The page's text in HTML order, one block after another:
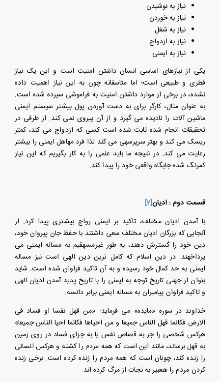
نیاز به نوشیدن
نیاز به خوردن
نیاز به شغل
نیاز به ازدواج
نیاز به ایمنی
یکی از نیازهای اساسی انسان داشتن امنیت است و این یک نیاز
فطری و طبیعی است؛ اما متاسفانه چون به این نیاز اهمیت داده
نشده، در برخی از موارد داشتن امنیت به فراموشی سپرده شده است.
به عنوان مثال، کارگر برای به دست آوردن پول بیشتر سیستم ایمنی
ماشین آلات را نادیده می گیرد و از آن پیروی نمی کند. از طرفی در
تحقیقات انجام شده ثابت شده است کسی که ازدواج می کند، کمتر
ریسک می کند و بهتر سرپرسهی می کند لذا فرد مهاهل ایمنی را بیشتر
رعایت می کند. در نتیجه ما باید علمی را به کار بگیریم که این نیاز
کمرنگ شده جایگاه واقعی خود را پیدا کند.
قسمت دوم : ادیان[2]
با آمدن ادیان مختلف، تاکید بر ایمنی رواج بیشتری پیدا کرد. از
آنجایی که بزرگان ادیان مختلف سعی داشتند با حفظ جان پیروان خود،
دین خود را گسترش دهند، به طور غیرمسهقیم به مساله ایمنی می
پرداخهند. در دین اسلام که کامل ترین دین الهی است نیز مساله
ایمنی به حد کمال خود رسیده و به آن تاکید فراوان شده است. شاید
بتوان از جهتی تاریخ توجه به ایمنی را با تاریخ پدید آمدن ادیان الهی
و تاکید فراوان پیامبران به مساله ایمنی برابر دانسه.
خداوند در سوره «مایده» می فرماید: «من قهل نفسا او فساد فی
الارض فکانما قهل الناس جمیعا و من احیاها فکانما احیا الناس جمیعا»
هرکس شخصی را جز به قصاص نفس یا به جزای فساد در روی زمین
به قهل برساند، مانند این است که همه مردم را کشته و هرکس انسانی
را زنده کند، چونان است که همه مردم را زنده کرده است. برخی زنده
کردن مردم را هعبیر به نجات از مرگ کرده اند.